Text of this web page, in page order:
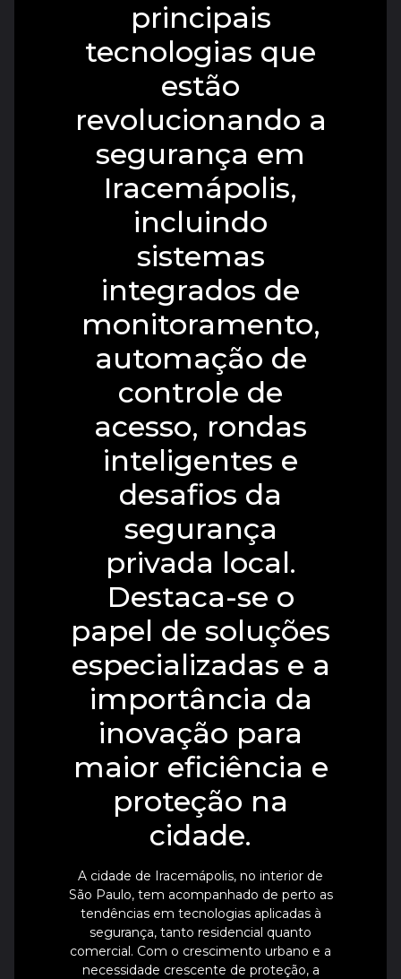
principais
tecnologias que
estão
revolucionando a
segurança em
Iracemápolis,
incluindo
sistemas
integrados de
monitoramento,
automação de
controle de
acesso, rondas
inteligentes e
desafios da
segurança
privada local.
Destaca-se o
papel de soluções
especializadas e a
importância da
inovação para
maior eficiência e
proteção na
cidade.
A cidade de Iracemápolis, no interior de
São Paulo, tem acompanhado de perto as
tendências em tecnologias aplicadas à
segurança, tanto residencial quanto
comercial. Com o crescimento urbano e a
necessidade crescente de proteção, a